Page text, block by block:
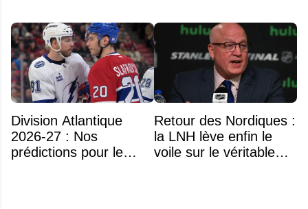
Division Atlantique
2026-27 : Nos
prédictions pour le
Retour des Nordiques :
la LNH lève enfin le
voile sur le véritable